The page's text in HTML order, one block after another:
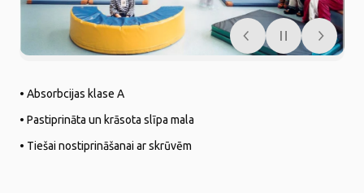
• Absorbcijas klase A
• Pastiprināta un krāsota slīpa mala
• Tiešai nostiprināšanai ar skrūvēm